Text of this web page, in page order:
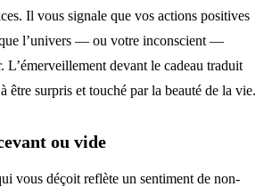
Il vous signale que vos actions positives
l’univers — ou votre inconscient —
L’émerveillement devant le cadeau traduit
être surpris et touché par la beauté de la vie.
ou vide
vous déçoit reflète un sentiment de non-